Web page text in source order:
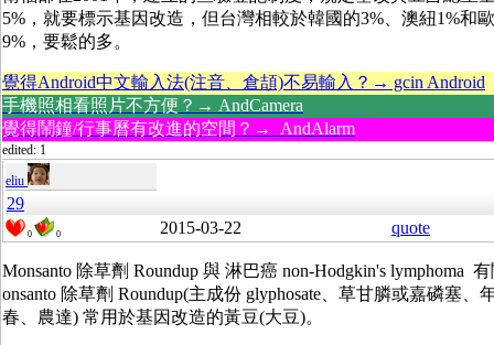
5%，就要標示基因改造，但台灣相較於韓國的3%、澳紐1%和
9%，要鬆的多。
覺得Android中文輸入法(注音、倉頡)不易輸入？→ gcin Android
手機照相看照片不方便？→ AndCamera
覺得鬧鐘/行事曆有改進的空間？→ AndAlarm
edited: 1
eliu
29
0 0 2015-03-22 quote
Monsanto 除草劑 Roundup 與 淋巴癌 non-Hodgkin's lymphoma
onsanto 除草劑 Roundup(主成份 glyphosate、草甘膦或嘉磷塞、
春、農達) 常用於基因改造的黃豆(大豆)。